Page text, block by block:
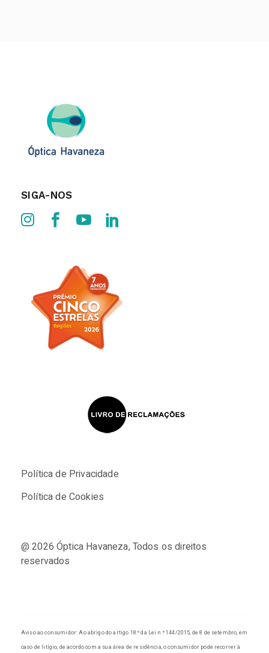
SIGA-NOS
Política de Privacidade
Política de Cookies
@ 2026Óptica Havaneza, Todos os direitos
reservados
Aviso ao consumidor: Ao abrigo do artigo 18.º da Lei n.º 144/2015, de 8 de setembro, em
caso de litígio, de acordo com a sua área de residência, o consumidor pode recorrer à